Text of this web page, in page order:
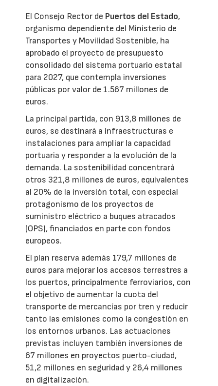
El Consejo Rector de Puertos del Estado,
organismo dependiente del Ministerio de
Transportes y Movilidad Sostenible, ha
aprobado el proyecto de presupuesto
consolidado del sistema portuario estatal
para 2027, que contempla inversiones
públicas por valor de 1.567 millones de
euros.
La principal partida, con 913,8 millones de
euros, se destinará a infraestructuras e
instalaciones para ampliar la capacidad
portuaria y responder a la evolución de la
demanda. La sostenibilidad concentrará
otros 321,8 millones de euros, equivalentes
al 20% de la inversión total, con especial
protagonismo de los proyectos de
suministro eléctrico a buques atracados
(OPS), financiados en parte con fondos
europeos.
El plan reserva además 179,7 millones de
euros para mejorar los accesos terrestres a
los puertos, principalmente ferroviarios, con
el objetivo de aumentar la cuota del
transporte de mercancías por tren y reducir
tanto las emisiones como la congestión en
los entornos urbanos. Las actuaciones
previstas incluyen también inversiones de
67 millones en proyectos puerto-ciudad,
51,2 millones en seguridad y 26,4 millones
en digitalización.